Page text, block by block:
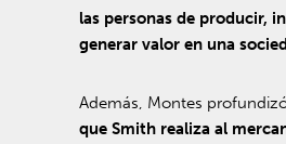
las personas de producir,
generar valor en una
Además, Montes
que Smith realiza al